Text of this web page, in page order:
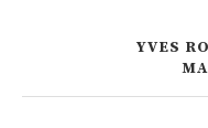
YVES